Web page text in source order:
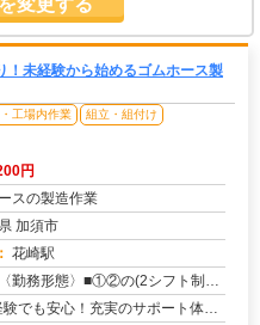
変更する
！未経験から始めるゴムホース製
工場内作業 組立・組付け
円
スの製造作業
加須市
花崎駅
〈勤務形態〉■①②の(2シフト制）交替制■①②③の３交替制〈休日〉土日祝★GW★夏季休暇★年末年始
！充実のサポート体制で新しい一歩を踏み出せます！→ 専属担当スタッフが就業まで徹底サポート！不安や悩...